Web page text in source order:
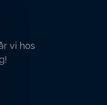
vi hos